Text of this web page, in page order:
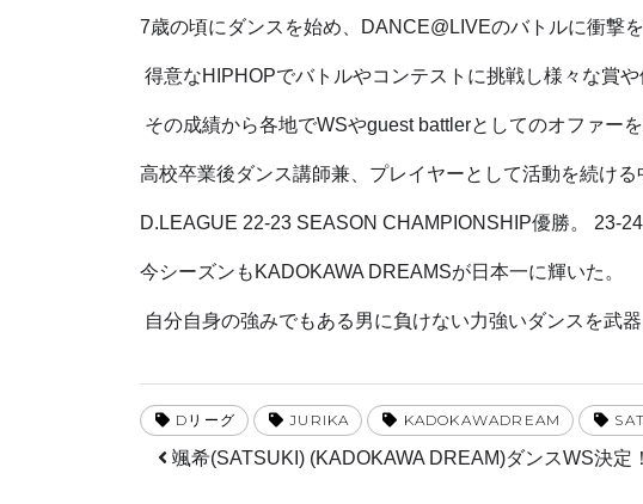
7歳の頃にダンスを始め、DANCE@LIVEのバトルに衝撃
得意なHIPHOPでバトルやコンテストに挑戦し様々な賞や
その成績から各地でWSやguest battlerとしてのオファー
高校卒業後ダンス講師兼、プレイヤーとして活動を続け
D.LEAGUE 22-23 SEASON CHAMPIONSHIP優勝。 23-
今シーズンもKADOKAWA DREAMSが日本一に輝いた。
自分自身の強みでもある男に負けない力強いダンスを武
Dリーグ JURIKA KADOKAWADREAM
投稿ナビゲーション
颯希(SATSUKI) (KADOKAWA DREAM)ダンスWS決定